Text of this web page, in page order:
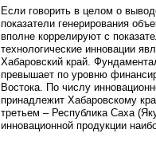
Если говорить в целом о
показатели генерирования
вполне коррелируют с
технологические инновации
Хабаровский край.
превышает по уровню
Востока. По числу
принадлежит Хабаровскому
третьем – Республика Саха
инновационной продукции